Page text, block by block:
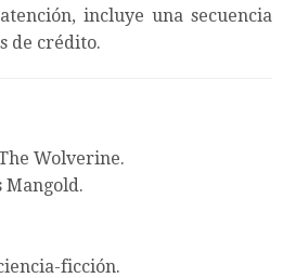
incluye una secuencia
de crédito.
Wolverine.
Mangold.
ficción.